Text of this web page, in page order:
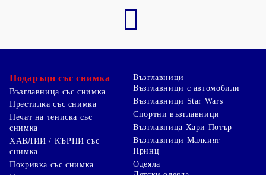
Подаръци със снимка
Възглавница със снимка
Престилка със снимка
Печат на тениска със
снимка
ХАВЛИИ / КЪРПИ със
снимка
Покривка със снимка
Възглавници
Възглавници с автомобили
Възглавници Star Wars
Спортни възглавници
Възглавница Хари Потър
Възглавници Малкият
Принц
Одеяла